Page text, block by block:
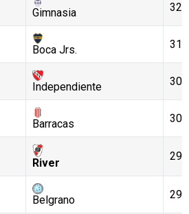
Gimnasia 32
Boca Jrs. 31
Independiente 30
Barracas 30
River
29
Belgrano 29